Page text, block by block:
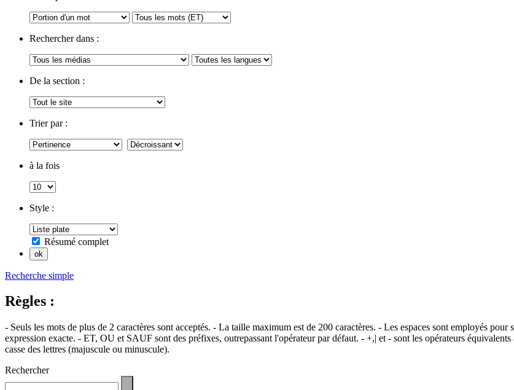
Rechercher dans :
De la section :
Trier par :
à la fois
Style :
Résumé complet
Recherche simple
Règles :
- Seuls les mots de plus de 2 caractères sont acceptés. - La taille maximum est de 200 caractères. - Les espaces sont employés
expression exacte. - ET, OU et SAUF sont des préfixes, outrepassant l'opérateur par défaut. - +,| et - sont les opérateurs
casse des lettres (majuscule ou minuscule).
Rechercher